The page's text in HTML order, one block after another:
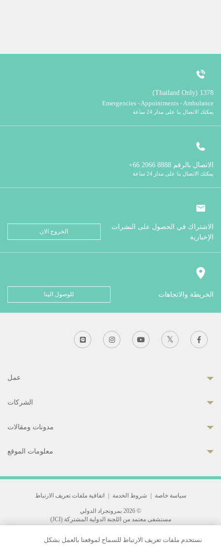
1378 (Thailand Only)
Emergencies - Appointments - Ambulance
يمكنك الاتصال بنا على مدار 24 ساعة
الاتصال بالرقم
يمكنك الاتصال بنا على مدار 24 ساعة
الاشتراك في الحصول على النشرات
الإخبارية
الخروج الان
الخريطة والاتجاهات للوصول الينا
عمل
الشركات
مدونات ومقالات
معلومات الموقع
سياسة خاصة شروط الخدمة اتفاقية ملفات تعريف الارتباط
© 2026 بمرونجراد الدولي
مستشفى معتمد من اللجنة الدولية المشتركة (JCI)
33 Sukhumvit 3, Wattana, Bangkok 10110 Thailand.
نستخدم ملفات تعريف الارتباط للسماح لموقعنا بالعمل بشكل